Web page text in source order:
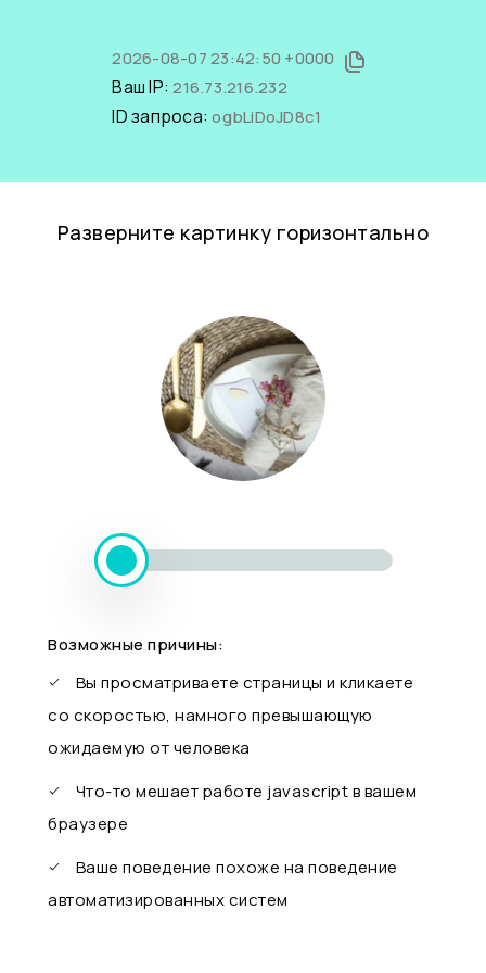
2026-08-07 23:42:50 +0000
Ваш IP:216.73.216.232
ID запроса:ogbLiDoJD8c1
Разверните картинку горизонтально
Возможные причины:
Вы просматриваете страницы и кликаете
со скоростью, намного превышающую
ожидаемую от человека
Что-то мешает работе javascript в вашем
браузере
Ваше поведение похоже на поведение
автоматизированных систем